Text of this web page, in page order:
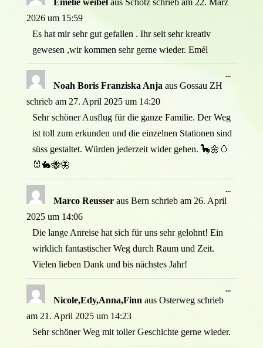
Emélie weibel aus Schötz schrieb am22. März
2026 um 15:59
Es hat mir sehr gut gefallen . Ihr seit sehr kreativ
gewesen ,wir kommen sehr gerne wieder. Emél
Noah Boris Franziska Anja aus Gossau ZH
schrieb am27. April 2025 um 14:20
Sehr schöner Ausflug für die ganze Familie. Der Weg
ist toll zum erkunden und die einzelnen Stationen sind
süss gestaltet. Würden jederzeit wider gehen. 🦕🌼🥚
🐰🐇🐝🦋
...
Marco Reusser aus Bern schrieb am26. April
2025 um 14:06
Die lange Anreise hat sich für uns sehr gelohnt! Ein
wirklich fantastischer Weg durch Raum und Zeit.
Vielen lieben Dank und bis nächstes Jahr!
...
Nicole,Edy,Anna,Finn aus Osterweg schrieb
am21. April 2025 um 14:23
Sehr schöner Weg mit toller Geschichte gerne wieder.
...